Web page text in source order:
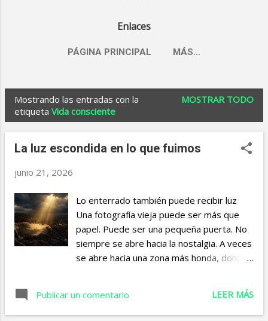
Enlaces
PÁGINA PRINCIPAL MÁS…
n
Mostrando las entradas con la
etiqueta Vida consciente
MOSTRAR TODO
La luz escondida en lo que fuimos
junio 21, 2026
Lo enterrado también puede recibir luz
Una fotografía vieja puede ser más que
papel. Puede ser una pequeña puerta. No
siempre se abre hacia la nostalgia. A veces
se abre hacia una zona más honda, donde
de ser un objeto y se convierte en espejo.
No refleja el rostro actual, pero tampoco
Publicar un comentario LEER MÁS